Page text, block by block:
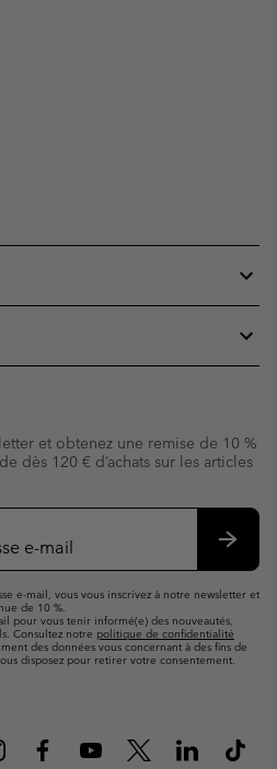
et obtenez une remise de 10 %
dès 120 € d’achats sur les articles
e-mail, vous vous inscrivez à notre newsletter et
de 10 %.
pour vous tenir informé(e) des nouveautés,
Consultez notre politique de confidentialité
des données vous concernant à des fins de
disposez pour retirer votre consentement.